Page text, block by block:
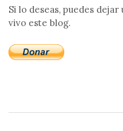
Si lo deseas, puedes
vivo este blog.